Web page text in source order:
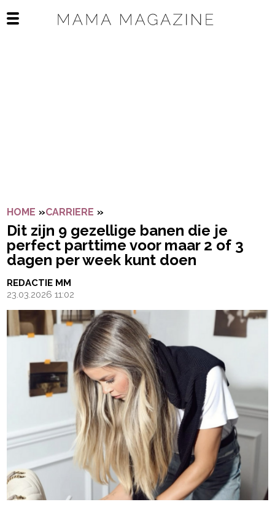
Open het mobiele menu
HOME »CARRIERE »
Dit zijn 9 gezellige banen die je
perfect parttime voor maar 2 of 3
dagen per week kunt doen
REDACTIE MM
23.03.2026 11:02